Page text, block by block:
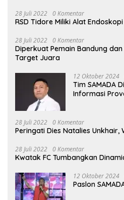
28 Juli 2022 0 Komentar
RSD Tidore Miliki Alat Endoskopi
28 Juli 2022 0 Komentar
Diperkuat Pemain Bandung
Target Juara
12 Oktober 2024
Tim SAMADA
Informasi
28 Juli 2022 0 Komentar
Peringati Dies Natalies
28 Juli 2022 0 Komentar
Kwatak FC Tumbangkan
12 Oktober 2024
Paslon